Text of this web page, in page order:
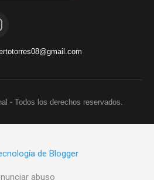
- Todos los derechos reservados.
de Blogger
abuso